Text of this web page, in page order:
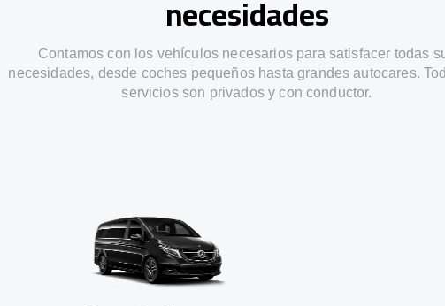
necesidades
Contamos con los vehículos necesarios para satisfacer todas
necesidades, desde coches pequeños hasta grandes autocares.
servicios son privados y con conductor.